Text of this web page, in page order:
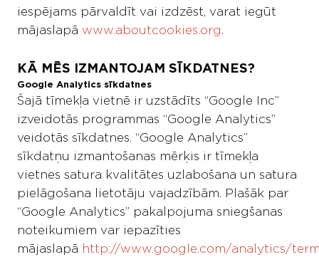
iespējams pārvaldīt vai izdzēst, varat iegūt
mājaslapā www.aboutcookies.org.
KĀ MĒS IZMANTOJAM SĪKDATNES?
Google Analytics sīkdatnes
Šajā tīmekļa vietnē ir uzstādīts “Google Inc”
izveidotās programmas “Google Analytics”
veidotās sīkdatnes. “Google Analytics”
sīkdatņu izmantošanas mērķis ir tīmekļa
vietnes satura kvalitātes uzlabošana un satura
pielāgošana lietotāju vajadzībām. Plašāk par
“Google Analytics” pakalpojuma sniegšanas
noteikumiem var iepazīties
mājaslapā http://www.google.com/analytics/